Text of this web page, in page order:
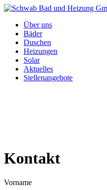
Über uns
Bäder
Duschen
Heizungen
Solar
Aktuelles
Stellenangebote
Kontakt
Vorname